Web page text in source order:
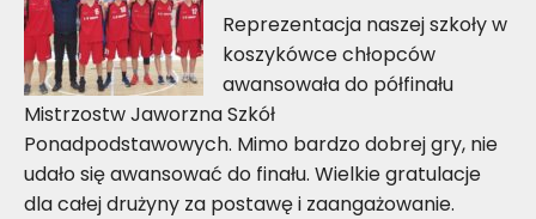
Reprezentacja naszej szkoły w
koszykówce chłopców
awansowała do półfinału
Mistrzostw Jaworzna Szkół
Ponadpodstawowych. Mimo bardzo dobrej gry, nie
udało się awansować do finału. Wielkie gratulacje
dla całej drużyny za postawę i zaangażowanie.